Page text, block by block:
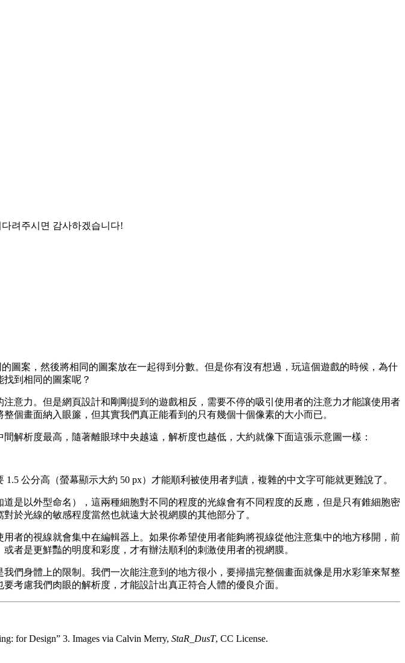
려주시면 감사하겠습니다!
圖案，然後將相同的圖案放在一起得到分數。但是你有沒有想過，玩這個遊戲的時候，為什
到相同的圖案呢？
意力。但是網頁設計和剛剛提到的遊戲相反，需要不停的吸引使用者的注意力才能讓使用者
個畫面納入眼簾，但其實我們真正能看到的只有幾個十個像素的大小而已。
解析度最高，隨著離眼球中央越遠，解析度也越低，大約就像下面這張示意圖一樣：
公分高（螢幕顯示大約 50 px）才能順利被使用者判讀，複雜的中文字可能就更難說了。
是以外型命名），這兩種細胞對不同的程度的光線會有不同程度的反應，但是只有錐細胞密
於光線的敏感程度當然也就遠大於視網膜的其他部分了。
者的視線就會集中在編輯器上。如果你希望使用者能夠將視線從他注意集中的地方移開，前
者是更鮮豔的明度和彩度，才有辦法順利的刺激使用者的視網膜。
們身體上的限制。我們一次能注意到的地方很小，要掃描完整個畫面就像是用水彩筆來幫整
考慮我們肉眼的解析度，才能設計出真正符合人體的優良介面。
for Design” 3. Images via Calvin Merry, StaR_DusT, CC License.